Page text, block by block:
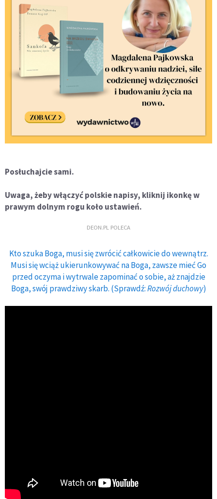
Posłuchajcie sami.
Uwaga, żeby włączyć polskie napisy, kliknij ikonkę w
prawym dolnym rogu koło ustawień.
DEON.PL POLECA
Kto szuka Boga, musi się zwrócić całkowicie do wewnątrz.
Musi się wciąż ukierunkowywać na Boga, zawsze mieć Go
przed oczyma i wytrwale zapominać o sobie, aż znajdzie
Boga, swój prawdziwy skarb. (Sprawdź:Rozwój duchowy)